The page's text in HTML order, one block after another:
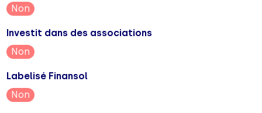
Non
Investit dans des associations
Non
Labelisé Finansol
Non